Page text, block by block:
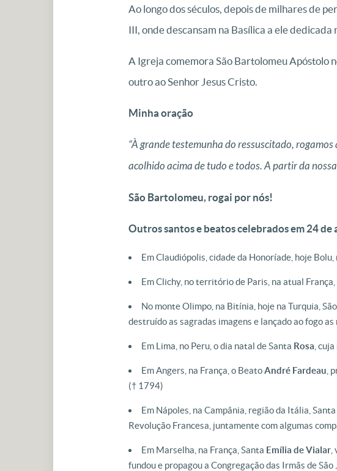
Ao longo dos séculos, depois de milhares de
III, onde descansam na Basílica a ele dedicada
A Igreja comemora São Bartolomeu Apóstolo
outro ao Senhor Jesus Cristo.
Minha oração
“À grande testemunha do ressuscitado,
acolhido acima de tudo e todos. A partir da
São Bartolomeu, rogai por nós!
Outros santos e beatos celebrados em 24 de
Em Claudiópolis, cidade da Honoríade, hoje Bolu,
Em Clichy, no território de Paris, na atual
No monte Olimpo, na Bitínia, hoje na Turquia, São
destruído as sagradas imagens e lançado ao fogo as
Em Lima, no Peru, o dia natal de Santa Rosa ,
Em Angers, na França, o BeatoAndré Fardeau ,
(† 1794)
Em Nápoles, na Campânia, região da Itália, Santa
Revolução Francesa, juntamente com algumas
Em Marselha, na França, Santa Emília de Vialar,
fundou e propagou a Congregação das Irmãs de São